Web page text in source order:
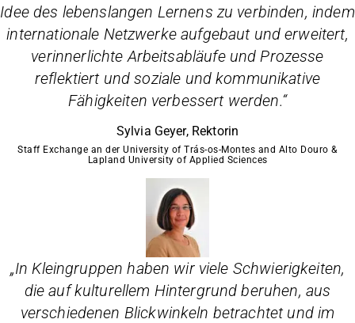
Idee des lebenslangen Lernens zu verbinden, indem
internationale Netzwerke aufgebaut und erweitert,
verinnerlichte Arbeitsabläufe und Prozesse
reflektiert und soziale und kommunikative
Fähigkeiten verbessert werden.“
Sylvia Geyer, Rektorin
Staff Exchange an der University of Trás-os-Montes and Alto Douro &
Lapland University of Applied Sciences
„In Kleingruppen haben wir viele Schwierigkeiten,
die auf kulturellem Hintergrund beruhen, aus
verschiedenen Blickwinkeln betrachtet und im